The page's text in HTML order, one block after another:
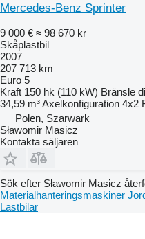
Mercedes-Benz Sprinter
9 000 € ≈ 98 670 kr
Skåplastbil
2007
207 713 km
Euro 5
Kraft 150 hk (110 kW) Bränsle
34,59 m³Axelkonfiguration 4x2
Polen, Szarwark
Sławomir Masicz
Kontakta säljaren
Sök efter Sławomir Masicz
Materialhanteringsmaskiner
Lastbilar